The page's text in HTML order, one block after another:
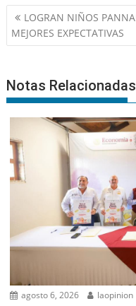
Navegación
de
entradas
LOGRAN NIÑOS
MEJORES EXPECTATIVAS
Notas Relacionadas
agosto 6, 2026 laopinion